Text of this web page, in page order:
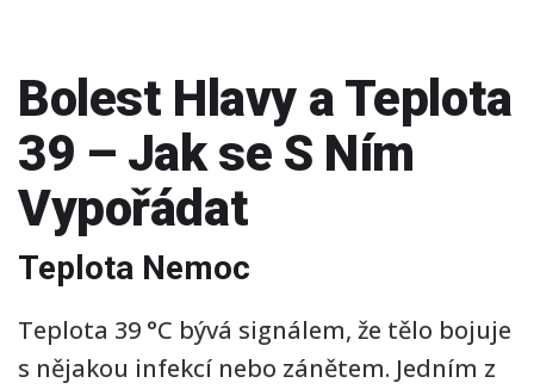
Bolest Hlavy a Teplota
39 – Jak se S Ním
Vypořádat
Teplota Nemoc
Teplota 39 °C bývá signálem, že tělo bojuje
s nějakou infekcí nebo zánětem. Jedním z